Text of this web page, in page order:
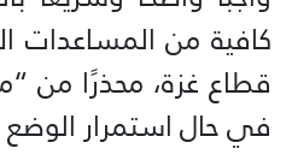
كافية من المساعدات
قطاع غزة، محذرًا من
في حال استمرار الوضع